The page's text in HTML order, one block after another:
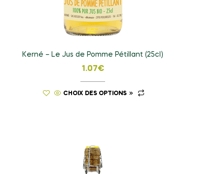
Kerné – Le Jus de Pomme Pétillant (25cl)
1.07€
CHOIX DES OPTIONS